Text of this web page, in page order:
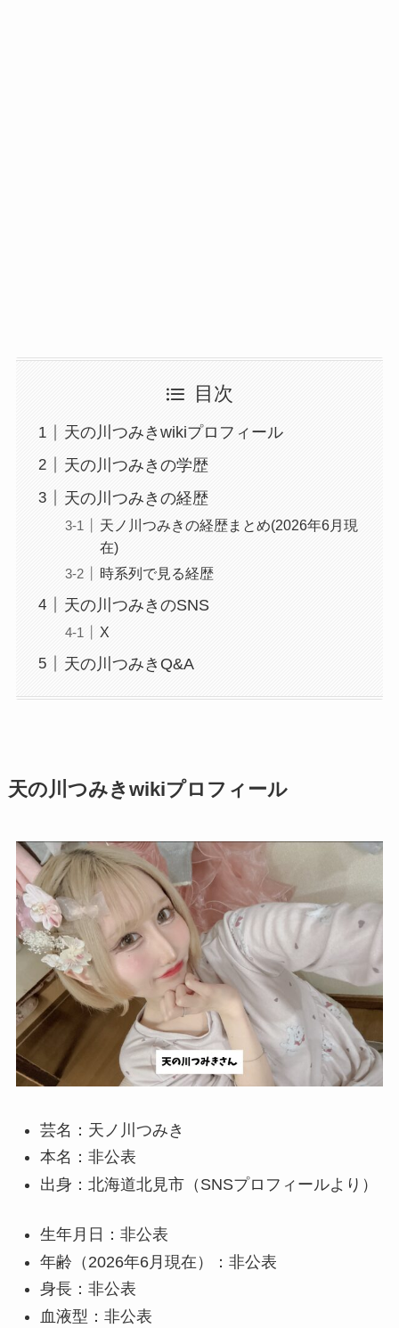
目次
天の川つみきwikiプロフィール
天の川つみきの学歴
天の川つみきの経歴
天ノ川つみきの経歴まとめ(2026年6月現
在)
時系列で見る経歴
天の川つみきのSNS
X
天の川つみきQ&A
天の川つみきwikiプロフィール
芸名：天ノ川つみき
本名：非公表
出身：北海道北見市（SNSプロフィールより）
生年月日：非公表
年齢（2026年6月現在）：非公表
身長：非公表
血液型：非公表